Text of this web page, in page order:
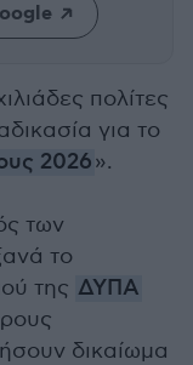
πολίτες
για το
2026».
των
το
της ΔΥΠΑ
δικαίωμα